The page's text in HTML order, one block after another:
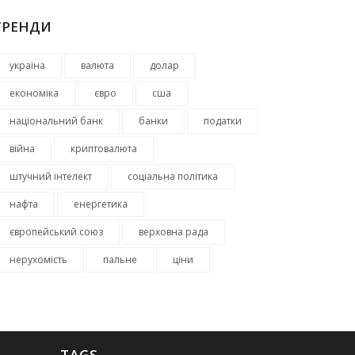
україна валюта долар
економіка євро сша
національний банк банки податки
війна криптовалюта
штучний інтелект соціальна політика
нафта енергетика
європейський союз верховна рада
нерухомість пальне ціни